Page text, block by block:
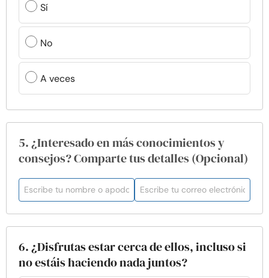
Sí
No
A veces
5. ¿Interesado en más conocimientos y
consejos? Comparte tus detalles (Opcional)
6. ¿Disfrutas estar cerca de ellos, incluso si
no estáis haciendo nada juntos?